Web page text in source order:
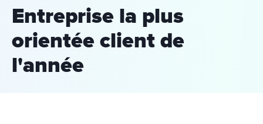
Entreprise la plus
orientée client de
l'année